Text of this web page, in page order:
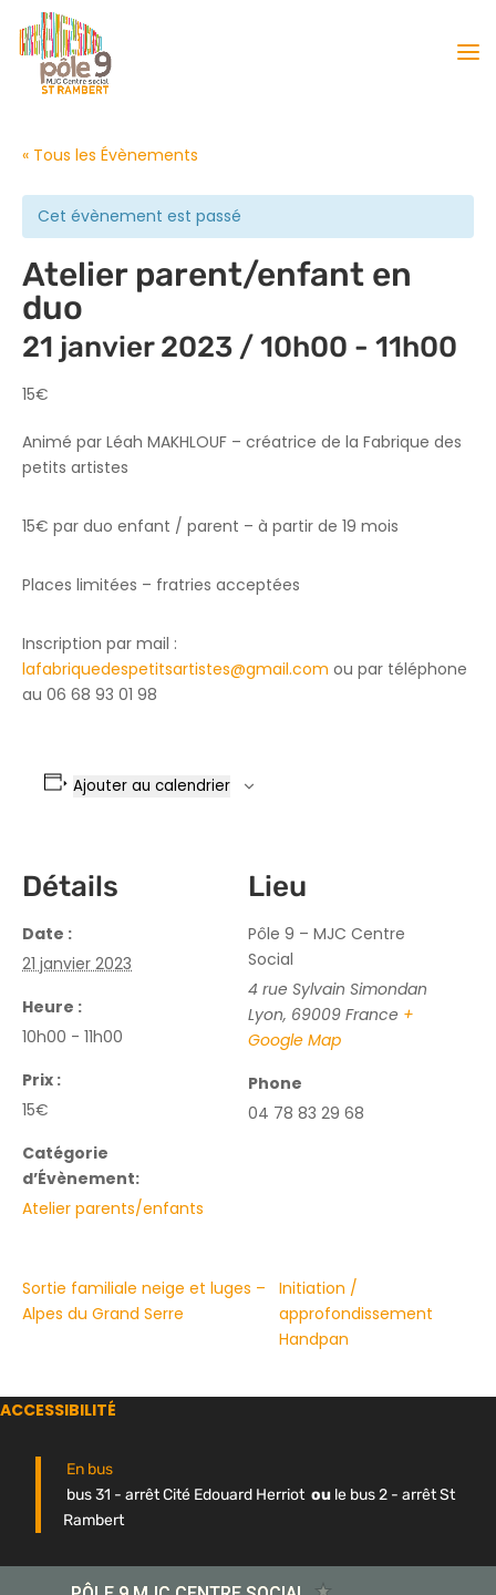
« Tous les Évènements
Cet évènement est passé
Atelier parent/enfant en
duo
21 janvier 2023 / 10h00 - 11h00
15€
Animé par Léah MAKHLOUF – créatrice de la Fabrique des
petits artistes
15€ par duo enfant / parent – à partir de 19 mois
Places limitées – fratries acceptées
Inscription par mail :
lafabriquedespetitsartistes@gmail.com ou par téléphone
au 06 68 93 01 98
Ajouter au calendrier
Détails
Date :
21 janvier 2023
Heure :
10h00 - 11h00
Prix :
15€
Catégorie
d’Évènement:
Atelier parents/enfants
Lieu
Pôle 9 – MJC Centre
Social
4 rue Sylvain Simondan
Lyon, 69009 France +
Google Map
Phone
04 78 83 29 68
Sortie familiale neige et luges –
Alpes du Grand Serre
Initiation /
approfondissement
Handpan
ACCESSIBILITÉ
En bus
bus 31 - arrêt Cité Edouard Herriot ou le bus 2 - arrêt St
Rambert